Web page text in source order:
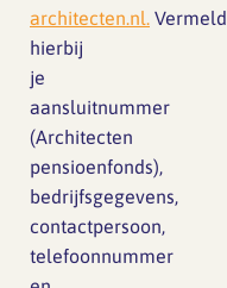
architecten.nl. Vermeld
hierbij
je
aansluitnummer
(Architecten
pensioenfonds),
bedrijfsgegevens,
contactpersoon,
telefoonnummer